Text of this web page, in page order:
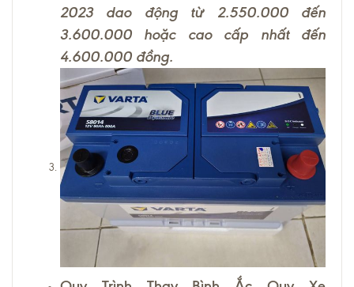
2023 dao động từ 2.550.000 đến
3.600.000 hoặc cao cấp nhất đến
4.600.000 đồng.